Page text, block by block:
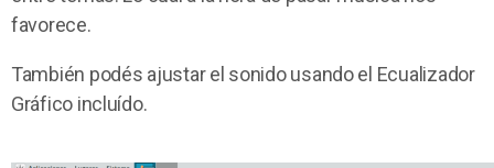
favorece.
También podés ajustar el sonido usando el Ecualizador
Gráfico incluído.